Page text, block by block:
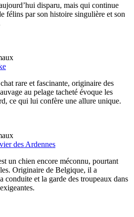
disparu, mais qui continue
félins par son histoire singulière et son
rare et fascinante, originaire des
au pelage tacheté évoque les
ce qui lui confère une allure unique.
des Ardennes
un chien encore méconnu, pourtant
Originaire de Belgique, il a
conduite et la garde des troupeaux dans